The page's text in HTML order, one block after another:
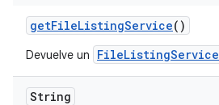
getFileListingService()
Devuelve un FileListingService
String